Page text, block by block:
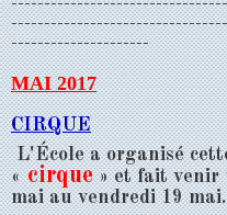
---------------------
MAI 2017
CIRQUE
L'École a organisé
« cirque» et fait venir
mai au vendredi 19 mai.